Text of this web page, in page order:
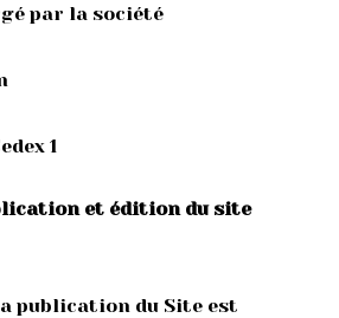
par la société
1
et édition du site
publication du Site est